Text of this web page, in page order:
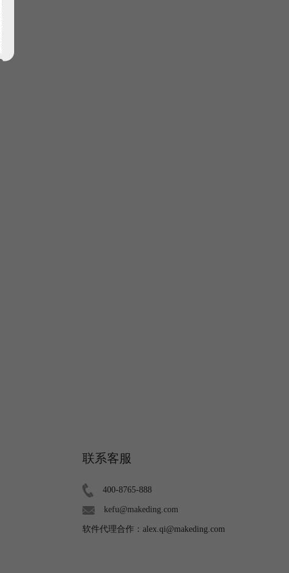
联系客服
400-8765-888
kefu@makeding.com
软件代理合作：alex.qi@makeding.com